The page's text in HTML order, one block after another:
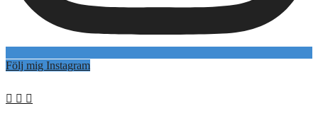
Följ mig Instagram